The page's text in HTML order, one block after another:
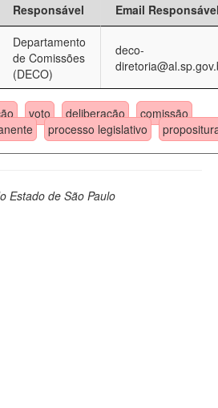
Responsável
Email
Departamento
de Comissões
(DECO)
deco-
voto deliberação
comissão
processo legislativo
Estado de São Paulo